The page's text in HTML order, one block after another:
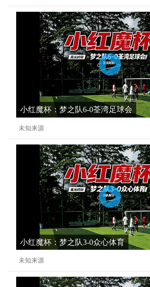
小红魔杯：梦之队6-0荃湾足球会
未知来源
小红魔杯：梦之队3-0众心体育
未知来源